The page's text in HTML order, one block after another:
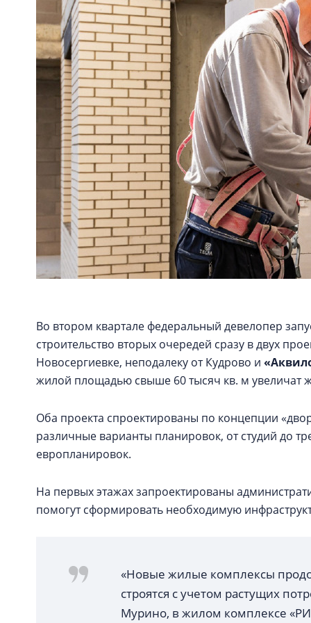
Во втором квартале федеральный девелопер
строительство вторых очередей сразу в двух
Новосергиевке, неподалеку от Кудрово и
жилой площадью свыше 60 тысяч кв. м увеличат
Оба проекта спроектированы по концепции
различные варианты планировок, от студий до
европланировок.
На первых этажах запроектированы
помогут сформировать необходимую
«Новые жилые комплексы
строятся с учетом растущих
Мурино, в жилом комплексе